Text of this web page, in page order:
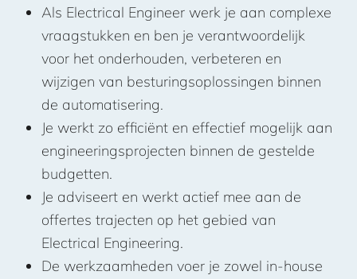
Als Electrical Engineer werk je aan complexe
vraagstukken en ben je verantwoordelijk
voor het onderhouden, verbeteren en
wijzigen van besturingsoplossingen binnen
de automatisering.
Je werkt zo efficiënt en effectief mogelijk aan
engineeringsprojecten binnen de gestelde
budgetten.
Je adviseert en werkt actief mee aan de
offertes trajecten op het gebied van
Electrical Engineering.
De werkzaamheden voer je zowel in-house